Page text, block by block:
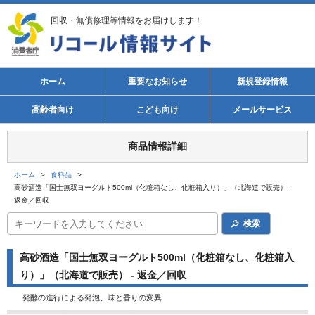
回収・無償修理等情報をお届けします！
ホーム 重要なお知らせ 新規登録情報
高齢者向け こども向け メールサービス
商品情報詳細
ホーム > 食料品
>
高砂酒造「国士無双ヨーグルト500ml（化粧箱なし、化粧箱入り）」（北海道で販売） -
返金／回収
検索
高砂酒造「国士無双ヨーグルト500ml（化粧箱なし、化粧箱入
り）」（北海道で販売） - 返金／回収
発酵の進行による発泡、味と香りの変異